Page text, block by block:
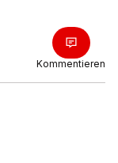
Kommentieren